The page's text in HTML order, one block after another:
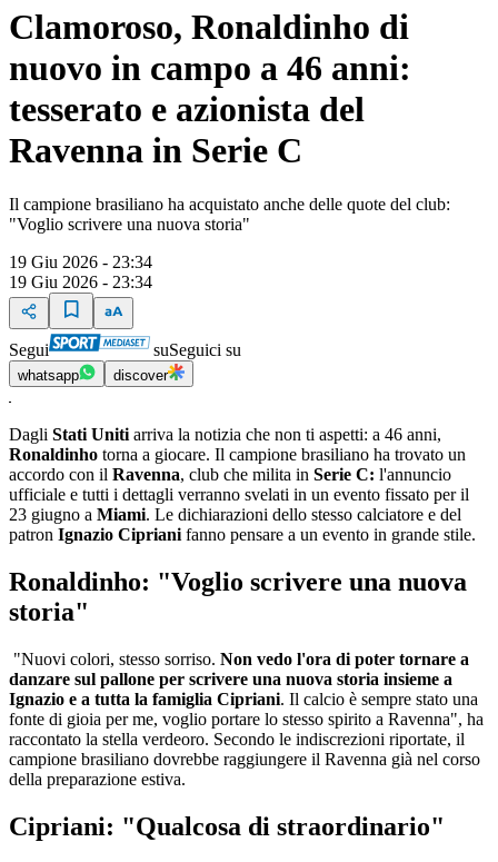
Clamoroso, Ronaldinho di
nuovo in campo a 46 anni:
tesserato e azionista del
Ravenna in Serie C
Il campione brasiliano ha acquistato anche delle quote del club:
"Voglio scrivere una nuova storia"
19 Giu 2026 - 23:34
19 Giu 2026 - 23:34
Segui suSeguici su
whatsapp discover
Dagli Stati Uniti arriva la notizia che non ti aspetti: a 46 anni,
Ronaldinho torna a giocare. Il campione brasiliano ha trovato un
accordo con il Ravenna, club che milita in Serie C: l'annuncio
ufficiale e tutti i dettagli verranno svelati in un evento fissato per il
23 giugno a Miami. Le dichiarazioni dello stesso calciatore e del
patron Ignazio Cipriani fanno pensare a un evento in grande stile.
Ronaldinho: "Voglio scrivere una nuova
storia"
"Nuovi colori, stesso sorriso. Non vedo l'ora di poter tornare a
danzare sul pallone per scrivere una nuova storia insieme a
Ignazio e a tutta la famiglia Cipriani. Il calcio è sempre stato una
fonte di gioia per me, voglio portare lo stesso spirito a Ravenna", ha
raccontato la stella verdeoro. Secondo le indiscrezioni riportate, il
campione brasiliano dovrebbe raggiungere il Ravenna già nel corso
della preparazione estiva.
Cipriani: "Qualcosa di straordinario"